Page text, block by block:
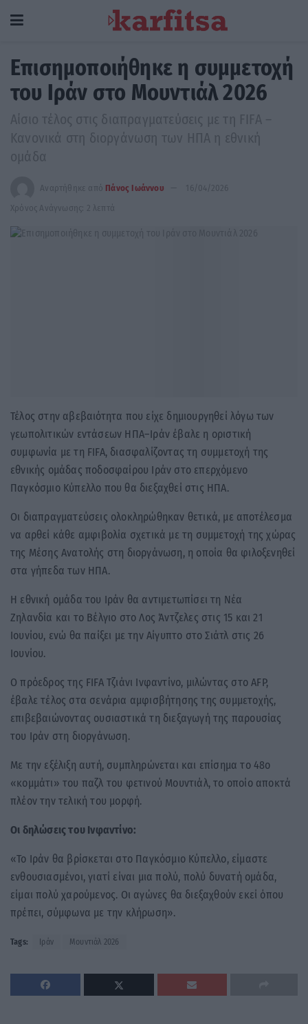
Επισημοποιήθηκε η συμμετοχή
του Ιράν στο Μουντιάλ 2026
Αίσιο τέλος στις διαπραγματεύσεις με τη FIFA –
Κανονικά στη διοργάνωση των ΗΠΑ η εθνική
ομάδα
Αναρτήθηκε από Πάνος Ιωάννου
16/04/2026
Χρόνος Ανάγνωσης: 2 λεπτά
Τέλος στην αβεβαιότητα που είχε δημιουργηθεί λόγω των
γεωπολιτικών εντάσεων ΗΠΑ–Ιράν έβαλε η οριστική
συμφωνία με τη FIFA, διασφαλίζοντας τη συμμετοχή της
εθνικής ομάδας ποδοσφαίρου Ιράν στο επερχόμενο
Παγκόσμιο Κύπελλο που θα διεξαχθεί στις ΗΠΑ.
Οι διαπραγματεύσεις ολοκληρώθηκαν θετικά, με αποτέλεσμα
να αρθεί κάθε αμφιβολία σχετικά με τη συμμετοχή της χώρας
της Μέσης Ανατολής στη διοργάνωση, η οποία θα φιλοξενηθεί
στα γήπεδα των ΗΠΑ.
Η εθνική ομάδα του Ιράν θα αντιμετωπίσει τη Νέα
Ζηλανδία και το Βέλγιο στοΛος Άντζελες στις 15 και 21
Ιουνίου, ενώ θα παίξει με την Αίγυπτο στοΣιάτλ στις 26
Ιουνίου.
Ο πρόεδρος της FIFA Τζιάνι Ινφαντίνο, μιλώντας στο AFP,
έβαλε τέλος στα σενάρια αμφισβήτησης της συμμετοχής,
επιβεβαιώνοντας ουσιαστικά τη διεξαγωγή της παρουσίας
του Ιράν στη διοργάνωση.
Με την εξέλιξη αυτή, συμπληρώνεται και επίσημα το 48ο
«κομμάτι» του παζλ του φετινού Μουντιάλ, το οποίο αποκτά
πλέον την τελική του μορφή.
Οι δηλώσεις του Ινφαντίνο:
«Το Ιράν θα βρίσκεται στο Παγκόσμιο Κύπελλο, είμαστε
ενθουσιασμένοι, γιατί είναι μια πολύ, πολύ δυνατή ομάδα,
είμαι πολύ χαρούμενος. Οι αγώνες θα διεξαχθούν εκεί όπου
πρέπει, σύμφωνα με την κλήρωση».
Tags: Ιράν Μουντιάλ 2026